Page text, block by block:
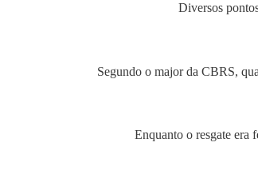
Diversos
Segundo o major da CBRS,
Enquanto o resgate